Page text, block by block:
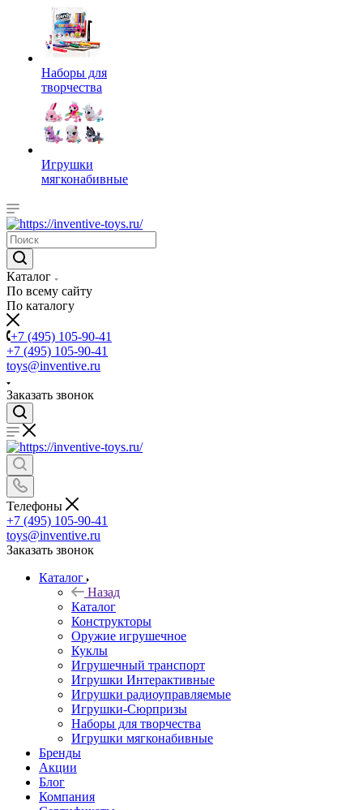
Наборы для
творчества
Игрушки
мягконабивные
Каталог
По всему сайту
По каталогу
+7 (495) 105-90-41
+7 (495) 105-90-41
toys@inventive.ru
Заказать звонок
Телефоны
+7 (495) 105-90-41
toys@inventive.ru
Заказать звонок
Каталог
Назад
Каталог
Конструкторы
Оружие игрушечное
Куклы
Игрушечный транспорт
Игрушки Интерактивные
Игрушки радиоуправляемые
Игрушки-Сюрпризы
Наборы для творчества
Игрушки мягконабивные
Бренды
Акции
Блог
Компания